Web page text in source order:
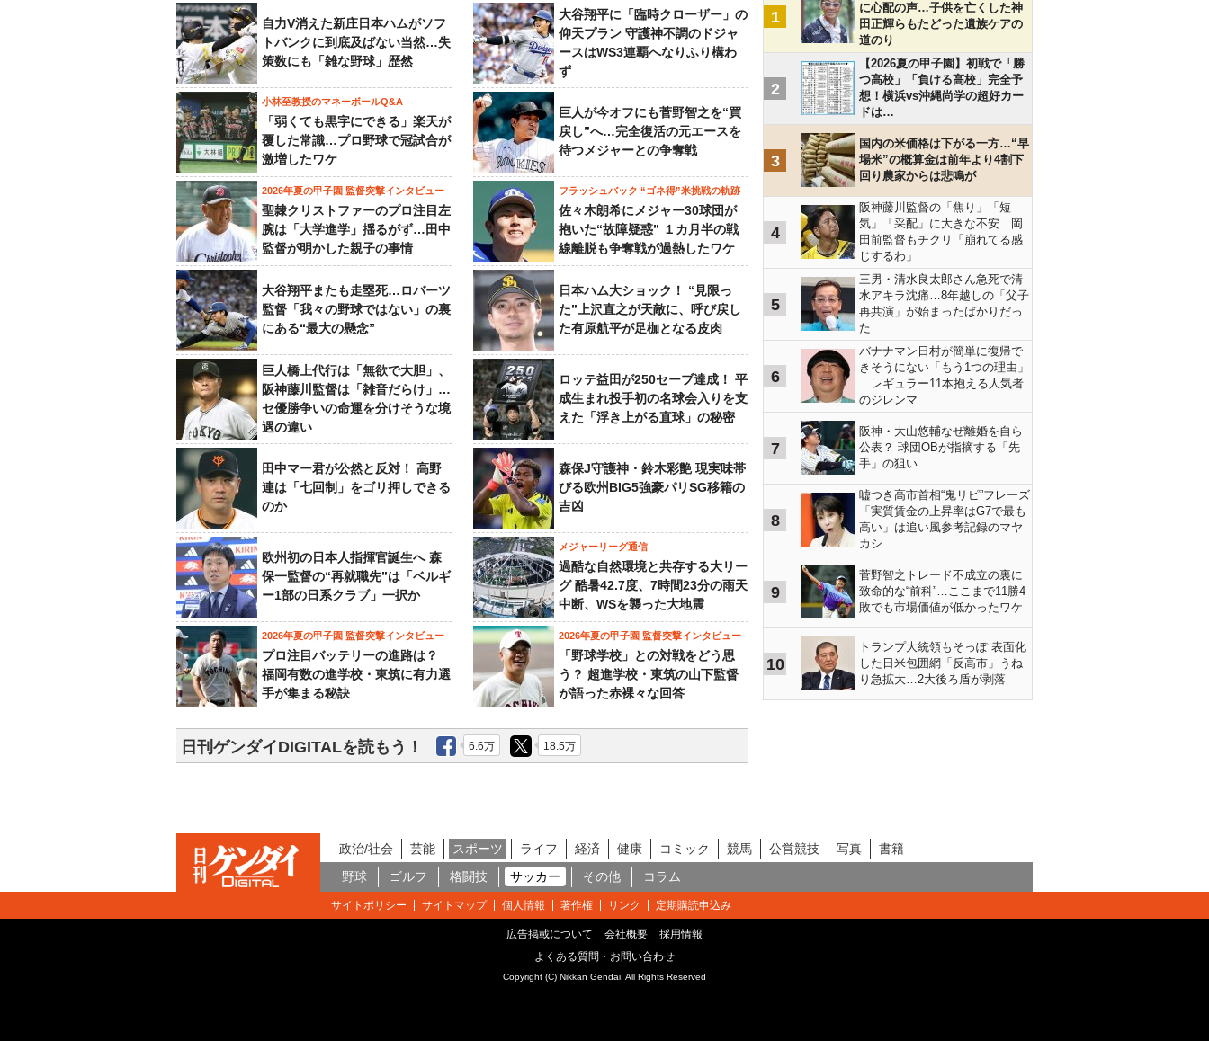
自力V消えた新庄日本ハムがソフ
トバンクに到底及ばない当然…失
策数にも「雑な野球」歴然
大谷翔平に「臨時クローザー」の
仰天プラン 守護神不調のドジャ
ースはWS3連覇へなりふり構わ
ず
小林至教授のマネーボールQ&A
「弱くても黒字にできる」楽天が
覆した常識…プロ野球で冠試合が
激増したワケ
巨人が今オフにも菅野智之を“買
戻し”へ…完全復活の元エースを
待つメジャーとの争奪戦
2026年夏の甲子園 監督突撃インタビュー
聖隷クリストファーのプロ注目左
腕は「大学進学」揺るがず…田中
監督が明かした親子の事情
フラッシュバック “ゴネ得”米挑戦の軌跡
佐々木朗希にメジャー30球団が
抱いた“故障疑惑” １カ月半の戦
線離脱も争奪戦が過熱したワケ
大谷翔平またも走塁死…ロバーツ
監督「我々の野球ではない」の裏
にある“最大の懸念”
日本ハム大ショック！ “見限っ
た”上沢直之が天敵に、呼び戻し
た有原航平が足枷となる皮肉
巨人橋上代行は「無欲で大胆」、
阪神藤川監督は「雑音だらけ」…
セ優勝争いの命運を分けそうな境
遇の違い
ロッテ益田が250セーブ達成！ 平
成生まれ投手初の名球会入りを支
えた「浮き上がる直球」の秘密
田中マー君が公然と反対！ 高野
連は「七回制」をゴリ押しできる
のか
森保J守護神・鈴木彩艶 現実味帯
びる欧州BIG5強豪パリSG移籍の
吉凶
欧州初の日本人指揮官誕生へ 森
保一監督の“再就職先”は「ベルギ
ー1部の日系クラブ」一択か
メジャーリーグ通信
過酷な自然環境と共存する大リー
グ 酷暑42.7度、7時間23分の雨天
中断、WSを襲った大地震
2026年夏の甲子園 監督突撃インタビュー
プロ注目バッテリーの進路は？
福岡有数の進学校・東筑に有力選
手が集まる秘訣
2026年夏の甲子園 監督突撃インタビュー
「野球学校」との対戦をどう思
う？ 超進学校・東筑の山下監督
が語った赤裸々な回答
日刊ゲンダイDIGITALを読もう！ 6.6万 18.5万
1
に心配の声…子供を亡くした神
田正輝らもたどった遺族ケアの
道のり
2
【2026夏の甲子園】初戦で「勝
つ高校」「負ける高校」完全予
想！横浜vs沖縄尚学の超好カー
ドは…
3
国内の米価格は下がる一方…“早
場米”の概算金は前年より4割下
回り農家からは悲鳴が
4
阪神藤川監督の「焦り」「短
気」「采配」に大きな不安…岡
田前監督もチクリ「崩れてる感
じするわ」
5
三男・清水良太郎さん急死で清
水アキラ沈痛…8年越しの「父子
再共演」が始まったばかりだっ
た
6
バナナマン日村が簡単に復帰で
きそうにない「もう1つの理由」
…レギュラー11本抱える人気者
のジレンマ
7
阪神・大山悠輔なぜ離婚を自ら
公表？ 球団OBが指摘する「先
手」の狙い
8
嘘つき高市首相“鬼リピ”フレーズ
「実質賃金の上昇率はG7で最も
高い」は追い風参考記録のマヤ
カシ
9
菅野智之トレード不成立の裏に
致命的な“前科”…ここまで11勝4
敗でも市場価値が低かったワケ
10
トランプ大統領もそっぽ 表面化
した日米包囲網「反高市」うね
り急拡大…2大後ろ盾が剥落
政治/社会 芸能 スポーツ ライフ 経済 健康 コミック 競馬 公営競技 写真
書籍
野球
ゴルフ 格闘技 サッカー その他 コラム
サイトポリシー サイトマップ 個人情報 著作権 リンク 定期購読申込み
広告掲載について 会社概要
採用情報
よくある質問・お問い合わせ
Copyright (C) Nikkan Gendai. All Rights Reserved